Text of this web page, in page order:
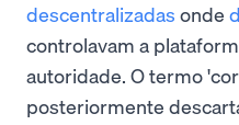
descentralizadas onde
controlavam a
autoridade. O termo
posteriormente